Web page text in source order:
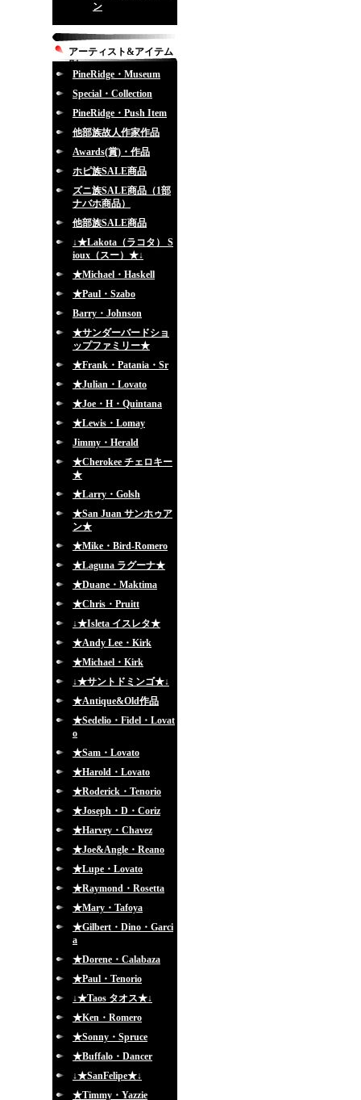
ン
アーティスト&アイテム
別
PineRidge・Museum
Special・Collection
PineRidge・Push Item
他部族故人作家作品
Awards(賞)・作品
ホピ族SALE商品
ズニ族SALE商品（1部
ナバホ商品）
他部族SALE商品
↓★Lakota（ラコタ） S
ioux（スー）★↓
★Michael・Haskell
★Paul・Szabo
Barry・Johnson
★サンダーバードショ
ップファミリー★
★Frank・Patania・Sr
★Julian・Lovato
★Joe・H・Quintana
★Lewis・Lomay
Jimmy・Herald
★Cherokee チェロキー
★
★Larry・Golsh
★San Juan サンホゥア
ン★
★Mike・Bird-Romero
★Laguna ラグーナ★
★Duane・Maktima
★Chris・Pruitt
↓★Isleta イスレタ★
★Andy Lee・Kirk
★Michael・Kirk
↓★サントドミンゴ★↓
★Antique&Old作品
★Sedelio・Fidel・Lovat
o
★Sam・Lovato
★Harold・Lovato
★Roderick・Tenorio
★Joseph・D・Coriz
★Harvey・Chavez
★Joe&Angle・Reano
★Lupe・Lovato
★Raymond・Rosetta
★Mary・Tafoya
★Gilbert・Dino・Garci
a
★Dorene・Calabaza
★Paul・Tenorio
↓★Taos タオス★↓
★Ken・Romero
★Sonny・Spruce
★Buffalo・Dancer
↓★SanFelipe★↓
★Timmy・Yazzie